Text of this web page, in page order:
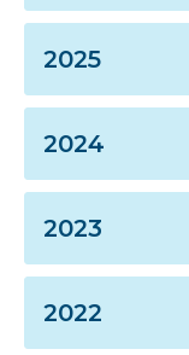
2025
2024
2023
2022